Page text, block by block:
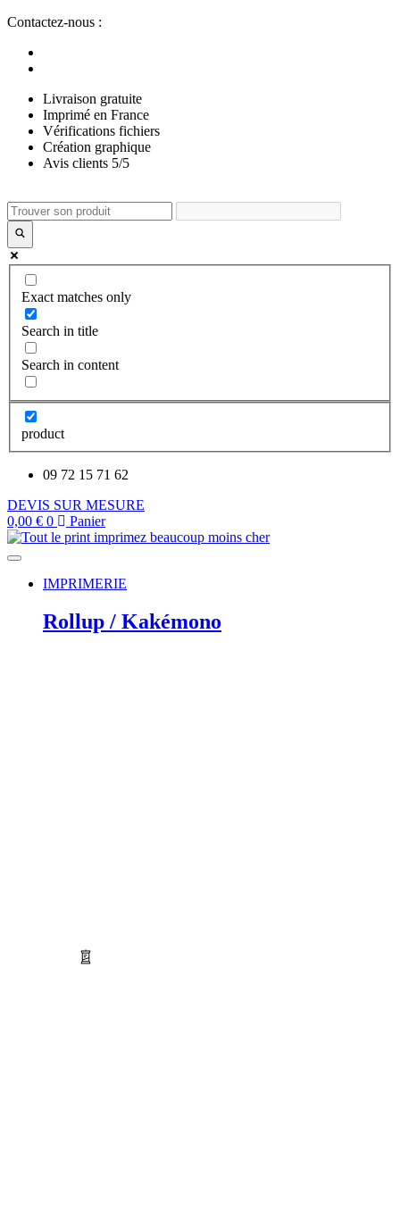
Aller
contenu
Contactez-nous :
Livraison gratuite
Imprimé en France
Vérifications fichiers
Création graphique
Avis clients 5/5
Exact matches only
Search in title
Search in content
product
09 72 15 71 62
DEVIS SUR MESURE
0,00 € 0 Panier
IMPRIMERIE
Rollup / Kakémono